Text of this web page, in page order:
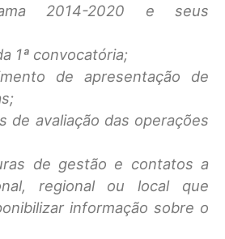
2014-2020 e seus
1ª convocatória;
de apresentação de
de avaliação das operações
de gestão e contatos a
regional ou local que
informação sobre o